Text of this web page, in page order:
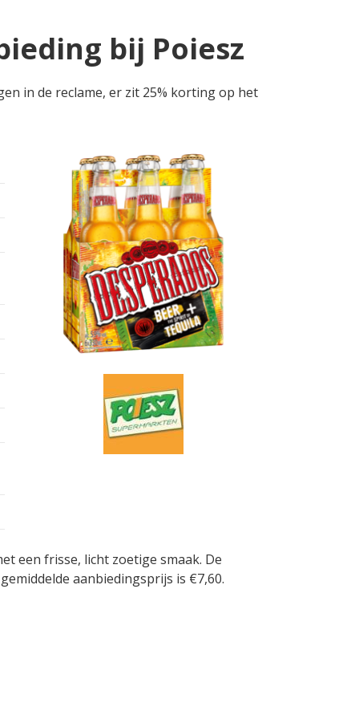
bij Poiesz
in de reclame, er zit 25% korting op het
een frisse, licht zoetige smaak. De
aanbiedingsprijs is €7,60.